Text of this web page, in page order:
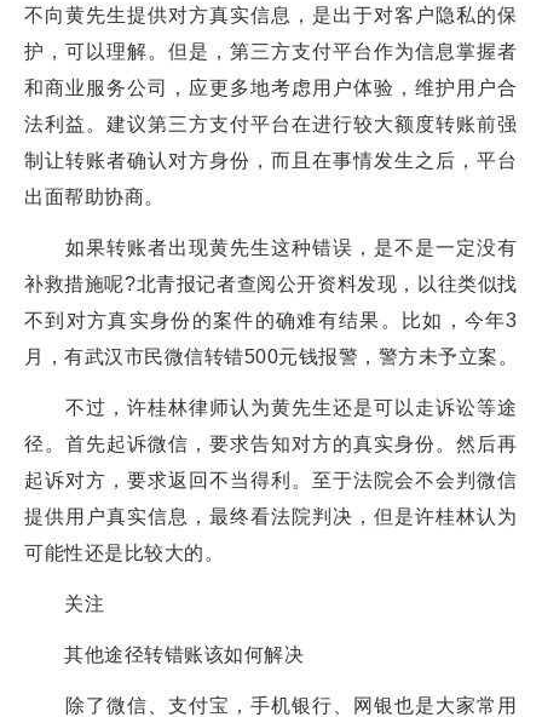
不向黄先生提供对方真实信息，是出于对客户隐私的保
护，可以理解。但是，第三方支付平台作为信息掌握者
和商业服务公司，应更多地考虑用户体验，维护用户合
法利益。建议第三方支付平台在进行较大额度转账前强
制让转账者确认对方身份，而且在事情发生之后，平台
出面帮助协商。
如果转账者出现黄先生这种错误，是不是一定没有
补救措施呢?北青报记者查阅公开资料发现，以往类似找
不到对方真实身份的案件的确难有结果。比如，今年3
月，有武汉市民微信转错500元钱报警，警方未予立案。
不过，许桂林律师认为黄先生还是可以走诉讼等途
径。首先起诉微信，要求告知对方的真实身份。然后再
起诉对方，要求返回不当得利。至于法院会不会判微信
提供用户真实信息，最终看法院判决，但是许桂林认为
可能性还是比较大的。
关注
其他途径转错账该如何解决
除了微信、支付宝，手机银行、网银也是大家常用